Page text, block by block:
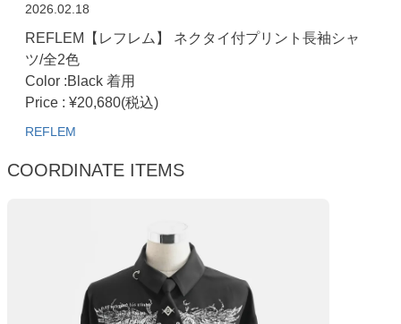
2026.02.18
REFLEM【レフレム】 ネクタイ付プリント長袖シャ
ツ/全2色
Color :Black 着用
Price : ¥20,680(税込)
REFLEM
COORDINATE ITEMS